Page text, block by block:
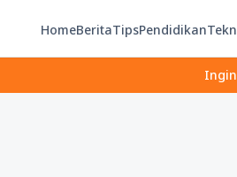
HomeBeritaTipsPendidikan
Ingin